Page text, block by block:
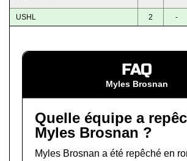
USHL 2 -
FAQ
Myles Brosnan
Quelle équipe a
Myles Brosnan ?
Myles Brosnan a été repêché en